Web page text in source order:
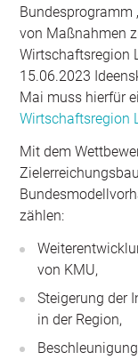
Bundesprogramm
von Maßnahmen
Wirtschaftsregion
15.06.2023
Mai muss hierfür
Wirtschaftsregion
Mit dem
zählen:
von KMU,
Steigerung der
in der Region,